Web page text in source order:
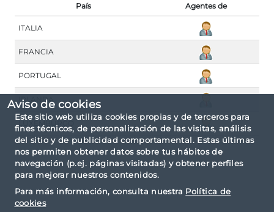
Aviso de cookies
Este sitio web utiliza cookies propias y de terceros para
fines técnicos, de personalización de las visitas, análisis
del sitio y de publicidad comportamental. Estas últimas
nos permiten obtener datos sobre tus hábitos de
navegación (p.ej. páginas visitadas) y obtener perfiles
para mejorar nuestros contenidos.
Para más información, consulta nuestra Política de
cookies
País Agentes de
ITALIA
FRANCIA
PORTUGAL
IRLANDA
LUXEMBURGO